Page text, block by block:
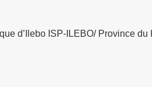
d’Ilebo ISP-ILEBO/ Province du